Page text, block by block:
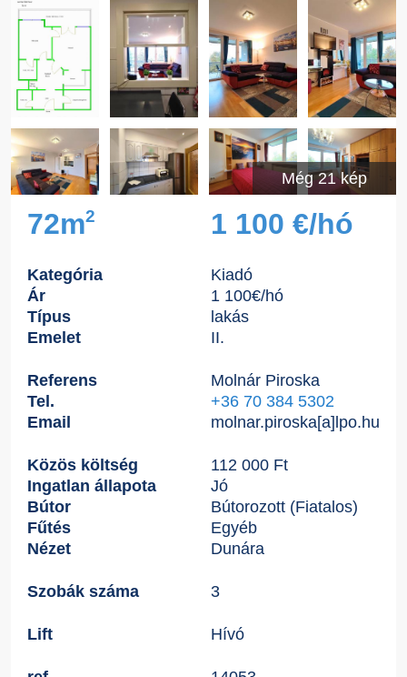
Még 21 kép
72m2 1 100 €/hó
Kategória
Kiadó
Ár
1 100€/hó
Típus
lakás
Emelet
II.
Referens
Molnár Piroska
Tel.
+36 70 384 5302
Email
molnar.piroska[a]lpo.hu
Közös költség
112 000 Ft
Ingatlan állapota
Jó
Bútor
Bútorozott (Fiatalos)
Fűtés
Egyéb
Nézet
Dunára
Szobák száma 3
Lift Hívó